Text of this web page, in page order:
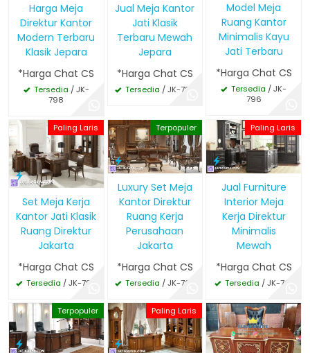
Harga Meja
Direktur Kantor
Modern Terbaru
Klasik Jepara
*Harga Chat CS
Tersedia / JK-
798
Jual Meja Kantor
Jati Klasik
Terbaru Mewah
Jepara
*Harga Chat CS
Tersedia / JK-797
Model Meja
Ruang Kantor
Minimalis Kayu
Jati Terbaru
*Harga Chat CS
Tersedia / JK-
796
Paling Laris
Set Meja Kerja
Kantor Jati Klasik
Ruang Direktur
Jakarta
*Harga Chat CS
Tersedia / JK-795
Terpopuler
Luxury Set Meja
Kantor Direktur
Ruang Kerja
Perusahaan
Jakarta
*Harga Chat CS
Tersedia / JK-762
Paling Laris
Jual Furniture
Interior Meja
Kerja Direktur
Minimalis
Mewah
*Harga Chat CS
Tersedia / JK-761
Terpopuler Paling Laris